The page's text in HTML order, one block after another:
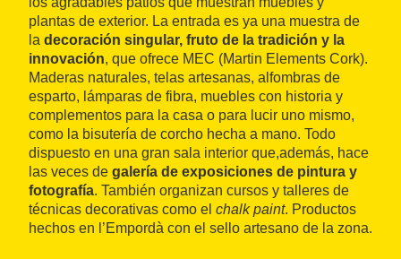
plantas de exterior. La entrada es ya una muestra de
la decoración singular, fruto de la tradición y la
innovación, que ofrece MEC (Martin Elements Cork).
Maderas naturales, telas artesanas, alfombras de
esparto, lámparas de fibra, muebles con historia y
complementos para la casa o para lucir uno mismo,
como la bisutería de corcho hecha a mano. Todo
dispuesto en una gran sala interior que,además, hace
las veces de galería de exposiciones de pintura y
fotografía. También organizan cursos y talleres de
técnicas decorativas como el chalk paint. Productos
hechos en l’Empordà con el sello artesano de la zona.